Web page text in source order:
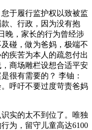
于履行监护权以致被监
、行政，因为没有抱
晚，家长的行为曾经涉
碰，做为爸妈，极端不
疾苦为本人的疏忽付出
商场雕栏设想合适平安
很有需要的？ 李铀：
呼吁不要过度苛责爸妈
实的太不到位了。唯独
为，留守儿童高达6100